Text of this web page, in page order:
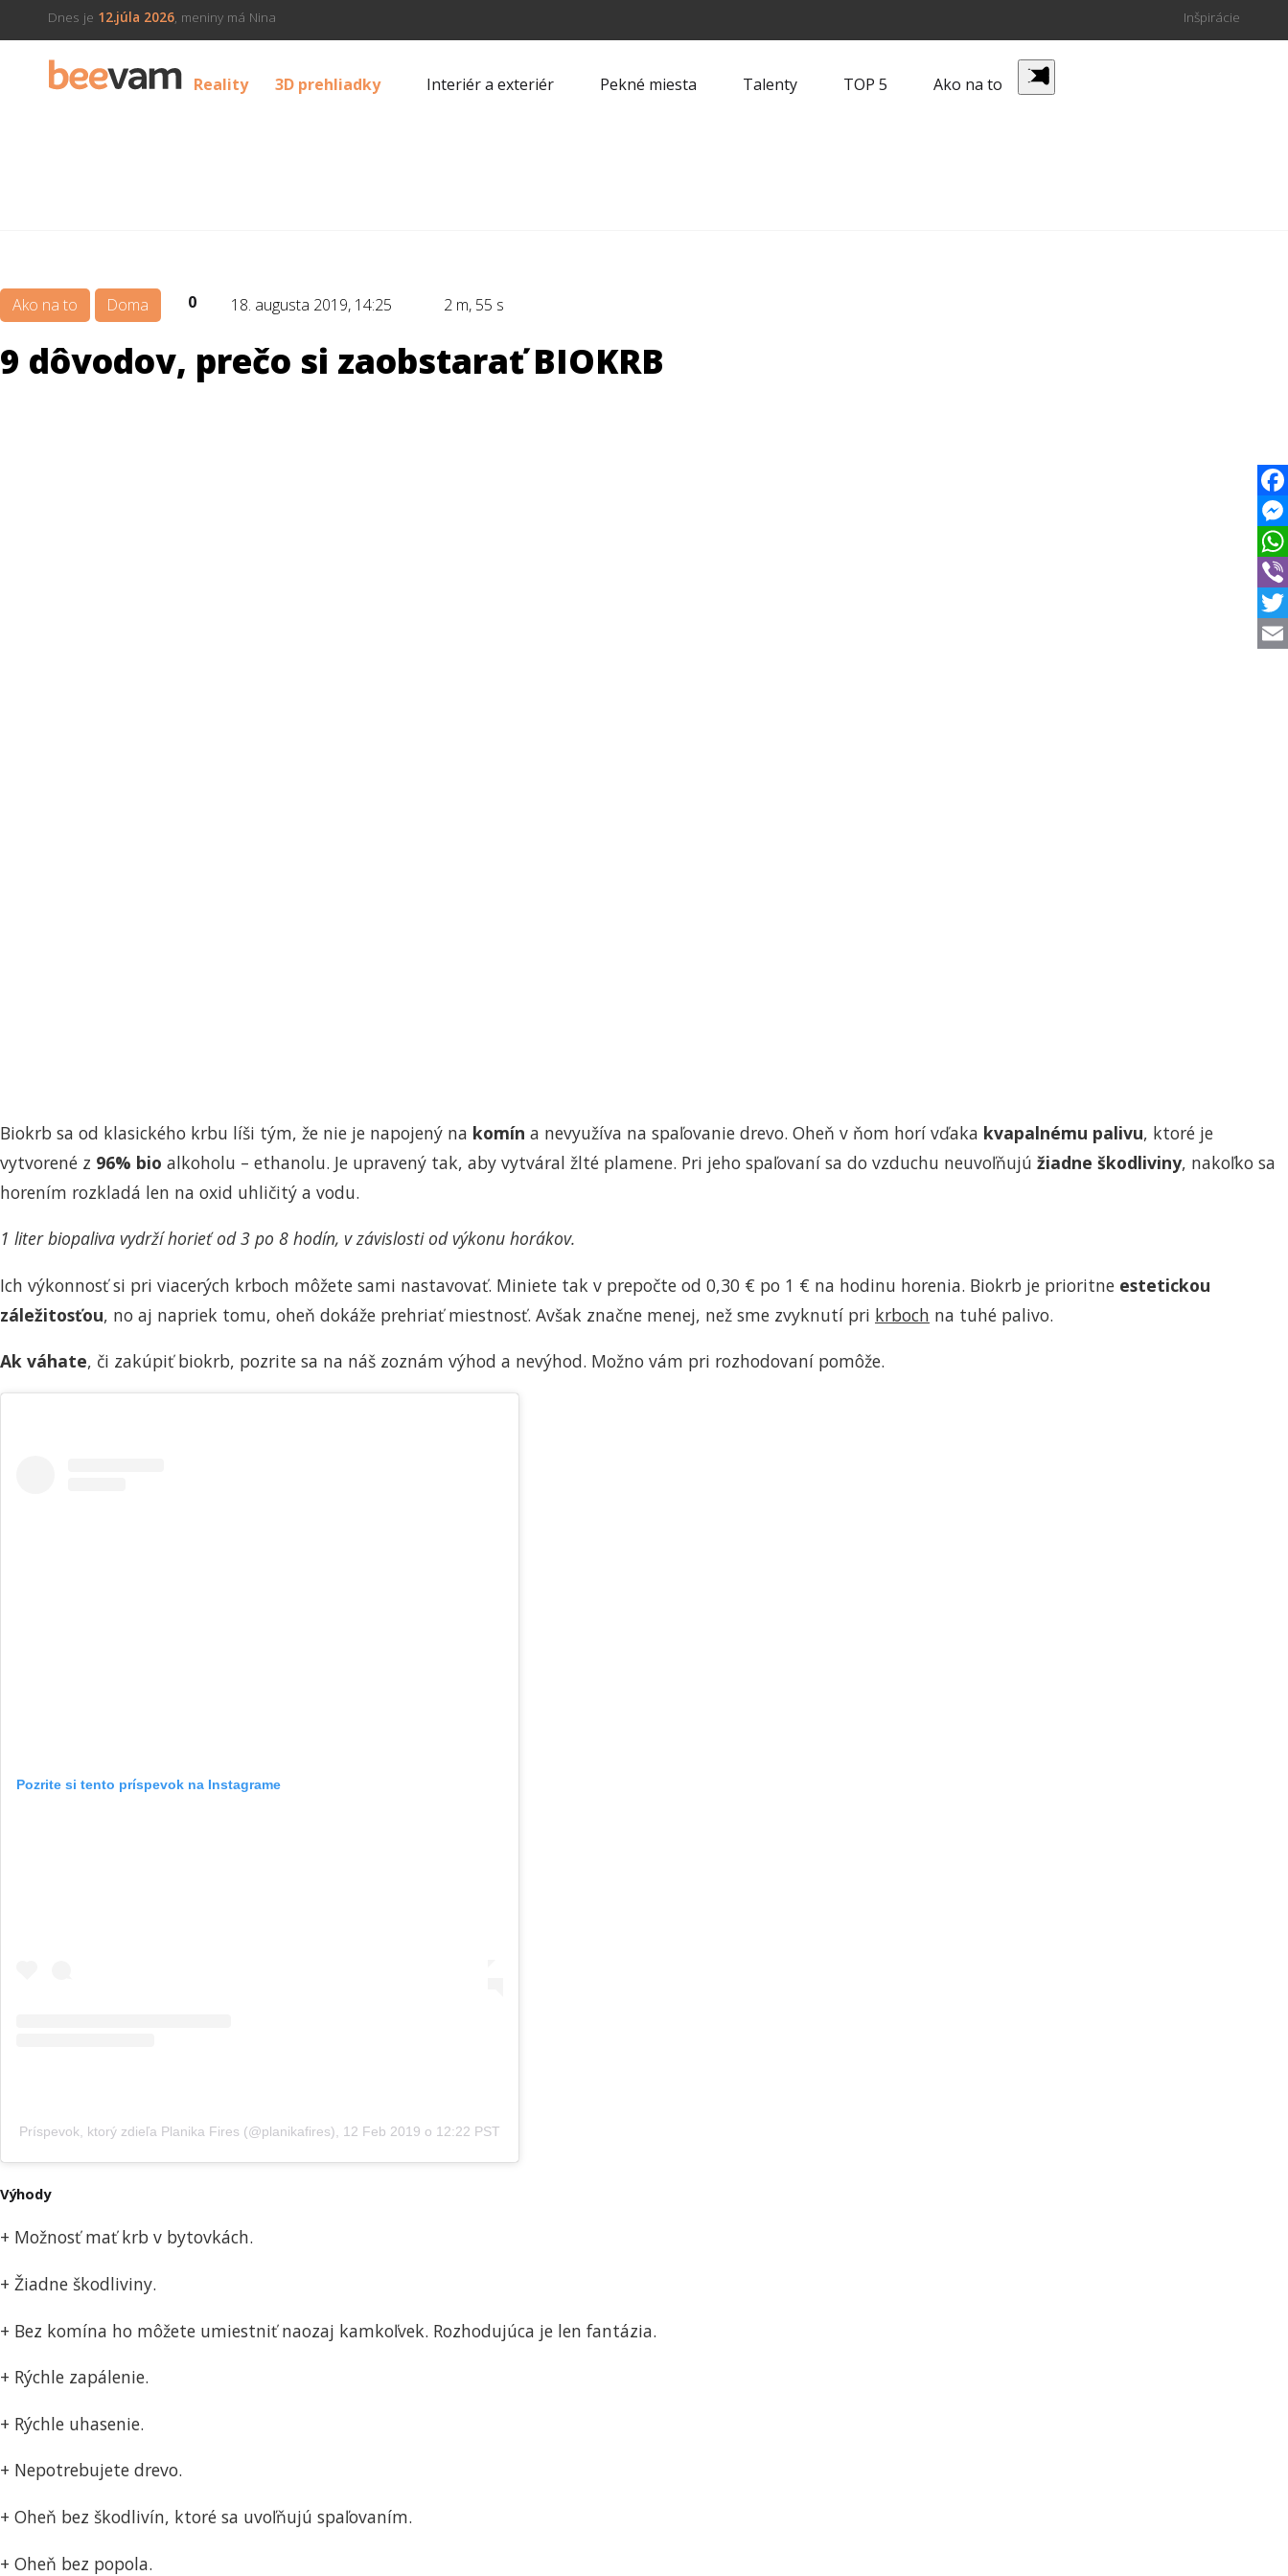
Dnes je 12.júla 2026, meniny má Nina Inšpirácie
Reality 3D prehliadky Interiér a exteriér Pekné miesta Talenty TOP 5 Ako na to
Ako na to Doma 0 18. augusta 2019, 14:25 2 m, 55 s
9 dôvodov, prečo si zaobstarať BIOKRB
Biokrb sa od klasického krbu líši tým, že nie je napojený na komín a nevyužíva na spaľovanie drevo. Oheň v ňom horí vďaka kvapalnému palivu, ktoré je
vytvorené z 96% bio alkoholu – ethanolu. Je upravený tak, aby vytváral žlté plamene. Pri jeho spaľovaní sa do vzduchu neuvoľňujú žiadne škodliviny, nakoľko sa
horením rozkladá len na oxid uhličitý a vodu.
1 liter biopaliva vydrží horieť od 3 po 8 hodín, v závislosti od výkonu horákov.
Ich výkonnosť si pri viacerých krboch môžete sami nastavovať. Miniete tak v prepočte od 0,30 € po 1 € na hodinu horenia. Biokrb je prioritne estetickou
záležitosťou, no aj napriek tomu, oheň dokáže prehriať miestnosť. Avšak značne menej, než sme zvyknutí pri krboch na tuhé palivo.
Ak váhate, či zakúpiť biokrb, pozrite sa na náš zoznám výhod a nevýhod. Možno vám pri rozhodovaní pomôže.
Pozrite si tento príspevok na Instagrame
Príspevok, ktorý zdieľa Planika Fires (@planikafires) 12 Feb 2019 o 12:22 PST
Výhody
+ Možnosť mať krb v bytovkách.
+ Žiadne škodliviny.
+ Bez komína ho môžete umiestniť naozaj kamkoľvek. Rozhodujúca je len fantázia.
+ Rýchle zapálenie.
+ Rýchle uhasenie.
+ Nepotrebujete drevo.
+ Oheň bez škodlivín, ktoré sa uvoľňujú spaľovaním.
+ Oheň bez popola.